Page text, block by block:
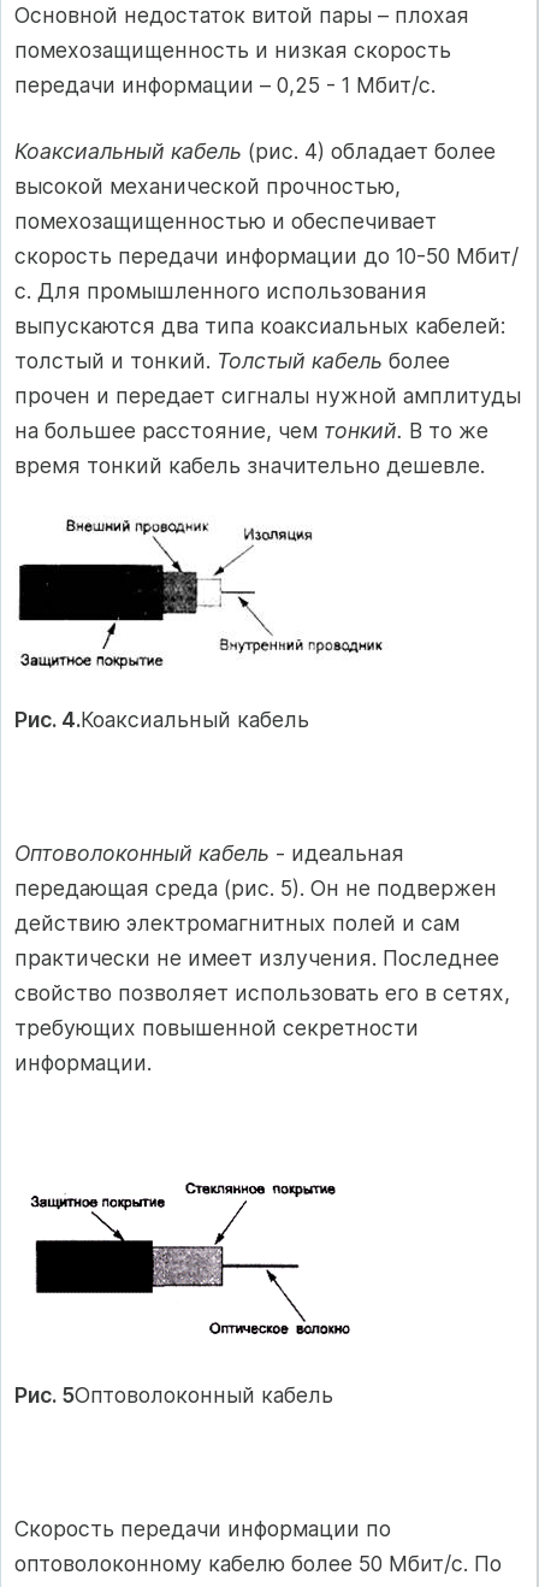
Основной недостаток витой пары – плохая
помехозащищенность и низкая скорость
передачи информации – 0,25 - 1 Мбит/с.
Коаксиальный кабель (рис. 4) обладает более
высокой механической прочностью,
помехозащищенностью и обеспечивает
скорость передачи информации до 10-50 Мбит/
с. Для промышленного использования
выпускаются два типа коаксиальных кабелей:
толстый и тонкий. Толстый кабель более
прочен и передает сигналы нужной амплитуды
на большее расстояние, чем тонкий. В то же
время тонкий кабель значительно дешевле.
Рис. 4.Коаксиальный кабель
Оптоволоконный кабель - идеальная
передающая среда (рис. 5). Он не подвержен
действию электромагнитных полей и сам
практически не имеет излучения. Последнее
свойство позволяет использовать его в сетях,
требующих повышенной секретности
информации.
Рис. 5Оптоволоконный кабель
Скорость передачи информации по
оптоволоконному кабелю более 50 Мбит/с. По